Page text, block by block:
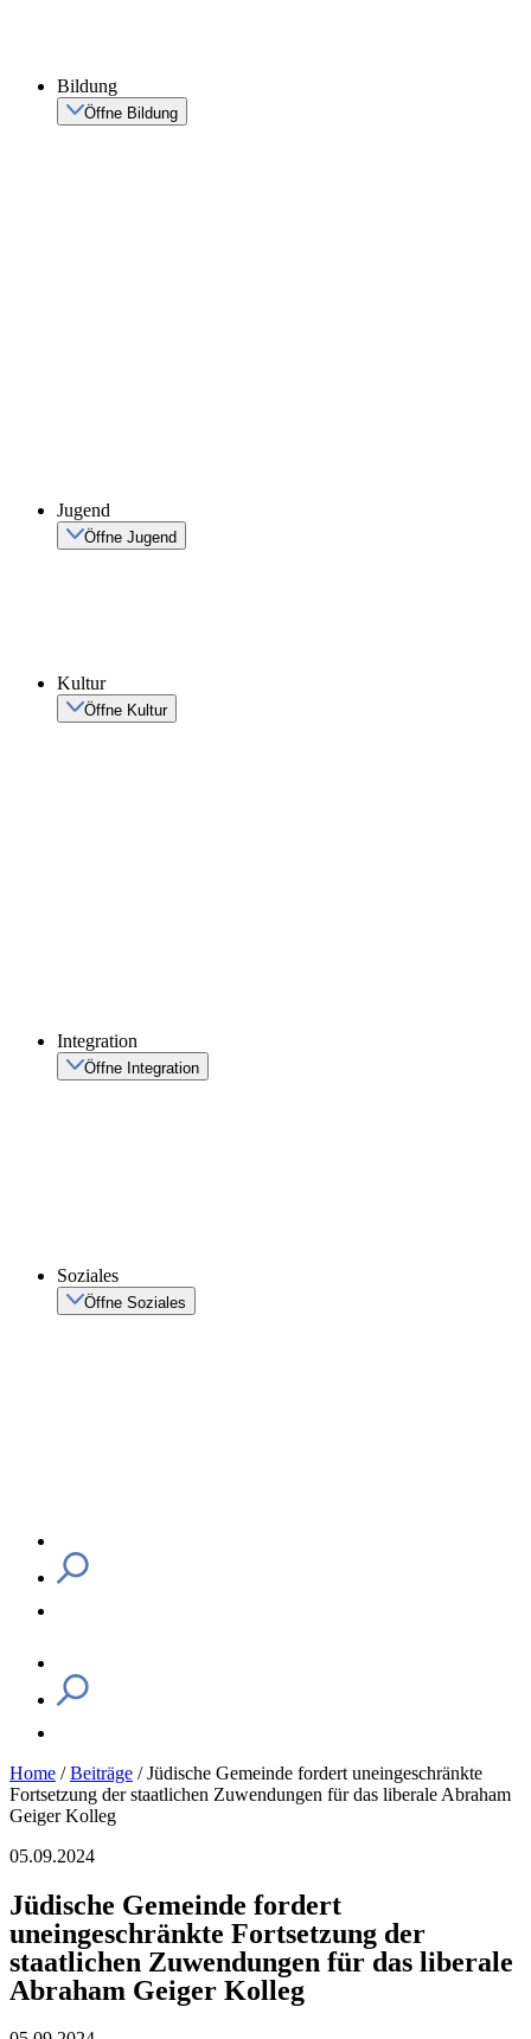
Bildung
Öffne Bildung
Jugend
Öffne Jugend
Kultur
Öffne Kultur
Integration
Öffne Integration
Soziales
Öffne Soziales
Home /Beiträge /Jüdische Gemeinde fordert uneingeschränkte
Fortsetzung der staatlichen Zuwendungen für das liberale Abraham
Geiger Kolleg
05.09.2024
Jüdische Gemeinde fordert
uneingeschränkte Fortsetzung der
staatlichen Zuwendungen für das liberale
Abraham Geiger Kolleg